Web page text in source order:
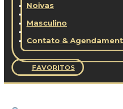
Noivas
Masculino
Contato &
FAVORITOS